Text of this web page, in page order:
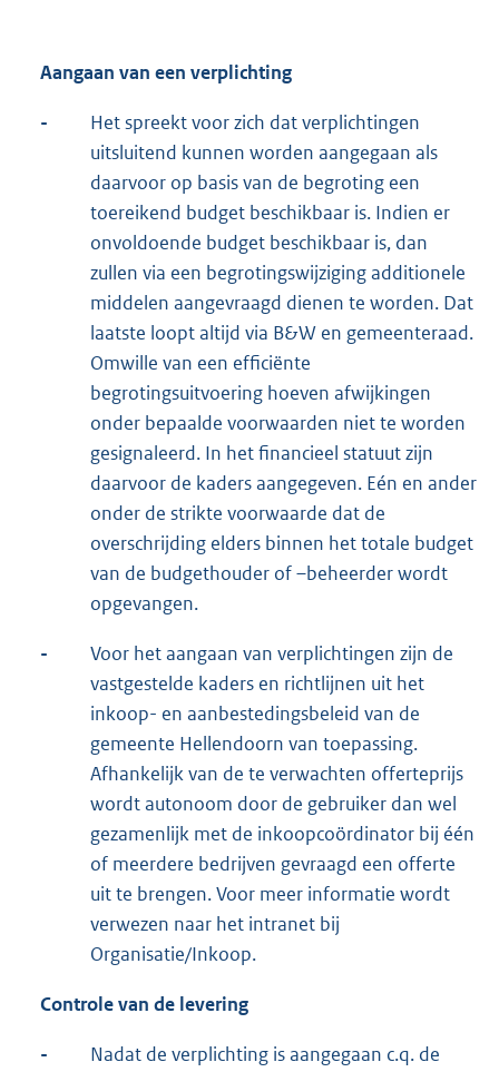
Aangaan van een verplichting
-
Het spreekt voor zich dat verplichtingen
uitsluitend kunnen worden aangegaan als
daarvoor op basis van de begroting een
toereikend budget beschikbaar is. Indien er
onvoldoende budget beschikbaar is, dan
zullen via een begrotingswijziging additionele
middelen aangevraagd dienen te worden. Dat
laatste loopt altijd via B&W en gemeenteraad.
Omwille van een efficiënte
begrotingsuitvoering hoeven afwijkingen
onder bepaalde voorwaarden niet te worden
gesignaleerd. In het financieel statuut zijn
daarvoor de kaders aangegeven. Eén en ander
onder de strikte voorwaarde dat de
overschrijding elders binnen het totale budget
van de budgethouder of –beheerder wordt
opgevangen.
-
Voor het aangaan van verplichtingen zijn de
vastgestelde kaders en richtlijnen uit het
inkoop- en aanbestedingsbeleid van de
gemeente Hellendoorn van toepassing.
Afhankelijk van de te verwachten offerteprijs
wordt autonoom door de gebruiker dan wel
gezamenlijk met de inkoopcoördinator bij één
of meerdere bedrijven gevraagd een offerte
uit te brengen. Voor meer informatie wordt
verwezen naar het intranet bij
Organisatie/Inkoop.
Controle van de levering
-
Nadat de verplichting is aangegaan c.q. de